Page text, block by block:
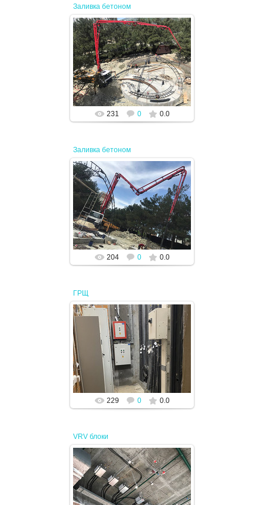
Заливка бетоном
19.04.2024
JENEK
231 0 0.0
Заливка бетоном
19.04.2024
JENEK
204 0 0.0
ГРЩ
19.04.2024
JENEK
229 0 0.0
VRV блоки
19.04.2024
JENEK